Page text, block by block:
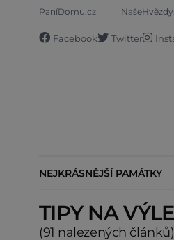
PaníDomu.cz
Facebook Twitter
NEJKRÁSNĚJŠÍ PAMÁTKY
TIPY NA
(91 nalezených článků)